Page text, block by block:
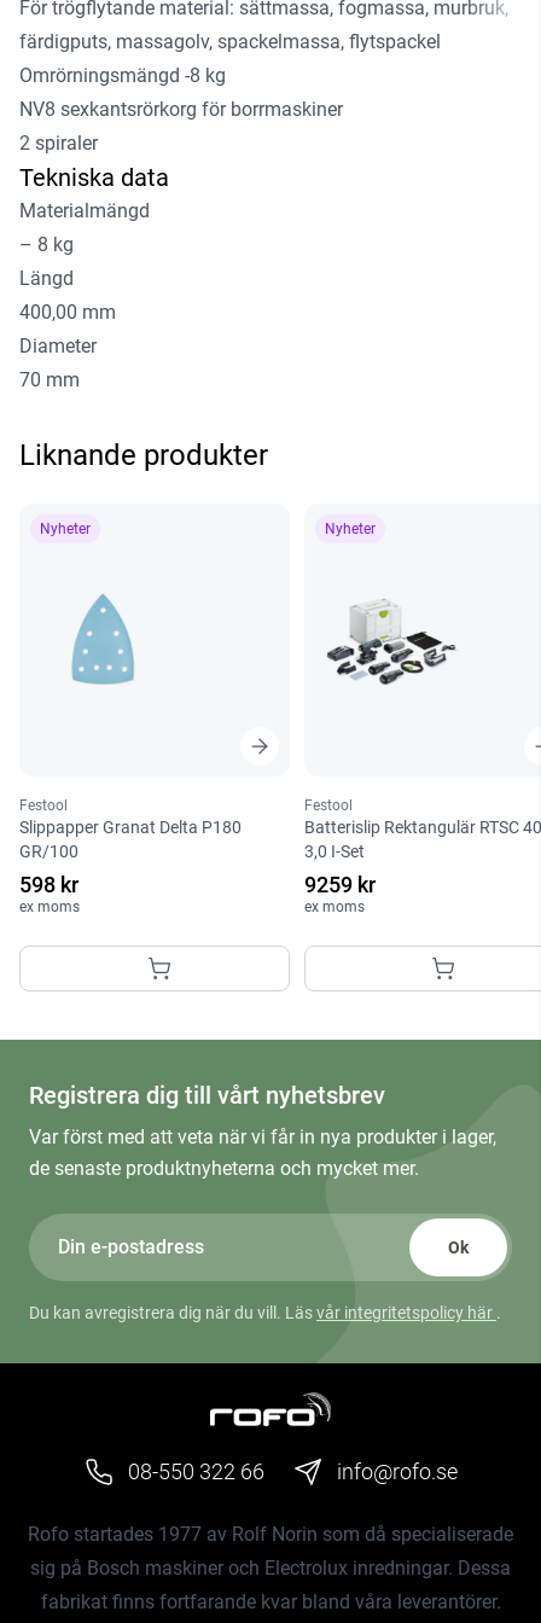
För trögflytande material: sättmassa, fogmassa, murbruk,
färdigputs, massagolv, spackelmassa, flytspackel
Omrörningsmängd -8 kg
NV8 sexkantsrörkorg för borrmaskiner
2 spiraler
Tekniska data
Materialmängd
– 8 kg
Längd
400,00 mm
Diameter
70 mm
Liknande produkter
Nyheter
Festool
Slippapper Granat Delta P180
GR/100
598 kr
ex moms
Nyheter
Festool
Batterislip Rektangulär RTSC
3,0 I-Set
9259 kr
ex moms
Registrera dig till vårt nyhetsbrev
Var först med att veta när vi får in nya produkter i lager,
de senaste produktnyheterna och mycket mer.
Ok
Du kan avregistrera dig när du vill. Läsvår integritetspolicy här .
08-550 322 66 info@rofo.se
Rofo startades 1977 av Rolf Norin som då specialiserade
sig på Bosch maskiner och Electrolux inredningar. Dessa
fabrikat finns fortfarande kvar bland våra leverantörer.